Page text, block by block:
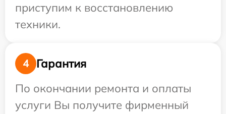
приступим к восстановлению
техники.
4
Гарантия
По окончании ремонта и оплаты
услуги Вы получите фирменный